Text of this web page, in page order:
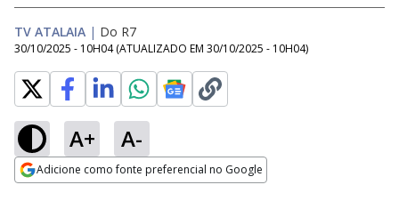
TV ATALAIA | Do R7
30/10/2025 - 10H04 (ATUALIZADO EM 30/10/2025 - 10H04)
A+ A-
Adicione como fonte preferencial no Google